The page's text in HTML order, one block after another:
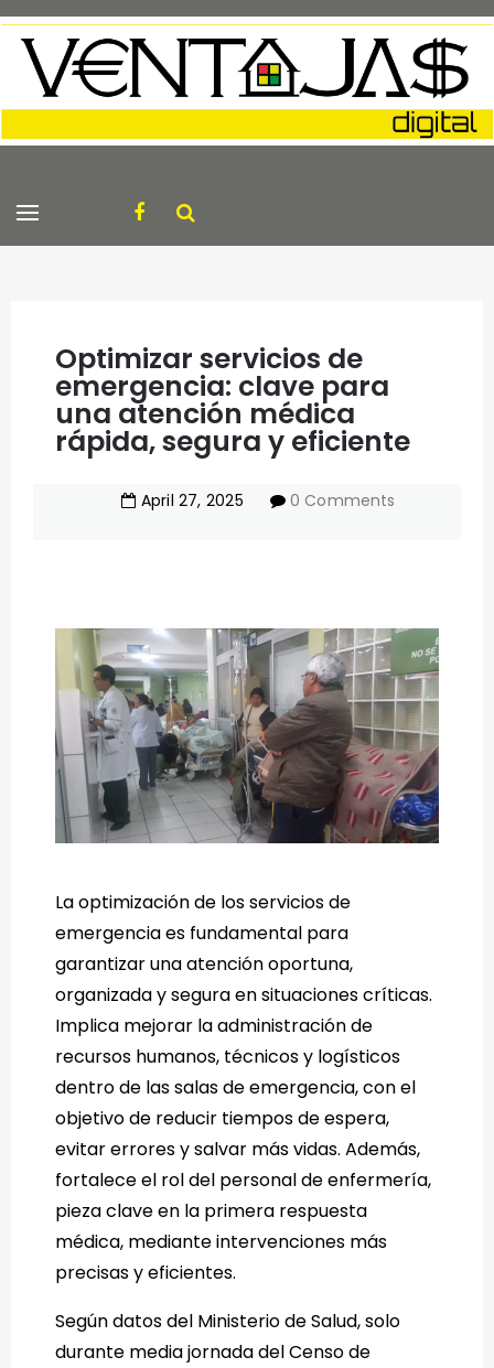
Optimizar servicios de
emergencia: clave para
una atención médica
rápida, segura y eficiente
April 27, 2025 0 Comments
La optimización de los servicios de
emergencia es fundamental para
garantizar una atención oportuna,
organizada y segura en situaciones críticas.
Implica mejorar la administración de
recursos humanos, técnicos y logísticos
dentro de las salas de emergencia, con el
objetivo de reducir tiempos de espera,
evitar errores y salvar más vidas. Además,
fortalece el rol del personal de enfermería,
pieza clave en la primera respuesta
médica, mediante intervenciones más
precisas y eficientes.
Según datos del Ministerio de Salud, solo
durante media jornada del Censo de